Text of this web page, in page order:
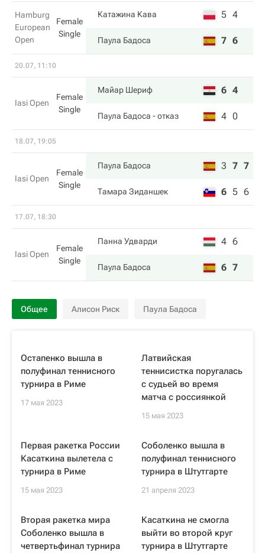
Hamburg
European
Open
Female
Single
Катажина Кава 5 4
Паула Бадоса 7 6
20.07, 11:10
Iasi Open
Female
Single
Майар Шериф 6 4
Паула Бадоса - отказ 4 0
18.07, 19:05
Iasi Open
Female
Single
Паула Бадоса 3 7 7
Тамара Зиданшек 6 5 6
17.07, 18:30
Iasi Open
Female
Single
Панна Удварди 4 6
Паула Бадоса 6 7
Общее Алисон Риск Паула Бадоса
Остапенко вышла в
полуфинал теннисного
турнира в Риме
17 мая 2023
Латвийская
теннисистка поругалась
с судьей во время
матча с россиянкой
15 мая 2023
Первая ракетка России
Касаткина вылетела с
турнира в Риме
15 мая 2023
Соболенко вышла в
полуфинал теннисного
турнира в Штутгарте
21 апреля 2023
Вторая ракетка мира
Соболенко вышла в
четвертьфинал турнира
Касаткина не смогла
выйти во второй круг
турнира в Штутгарте